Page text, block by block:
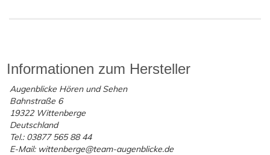
Informationen zum Hersteller
Augenblicke Hören und Sehen
Bahnstraße 6
19322 Wittenberge
Deutschland
Tel.: 03877 565 88 44
E-Mail: wittenberge@team-augenblicke.de